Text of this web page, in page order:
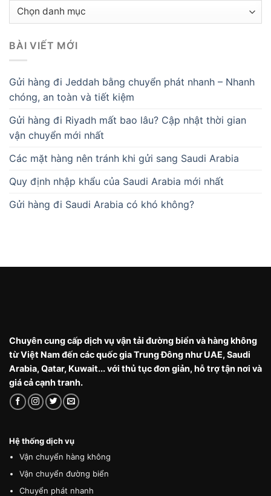
Danh
BÀI VIẾT MỚI
Gửi hàng đi Jeddah bằng chuyển phát nhanh – Nhanh
chóng, an toàn và tiết kiệm
Gửi hàng đi Riyadh mất bao lâu? Cập nhật thời gian
vận chuyển mới nhất
Các mặt hàng nên tránh khi gửi sang Saudi Arabia
Quy định nhập khẩu của Saudi Arabia mới nhất
Gửi hàng đi Saudi Arabia có khó không?
Chuyên cung cấp dịch vụ vận tải đường biển và hàng không
từ Việt Nam đến các quốc gia Trung Đông như UAE, Saudi
Arabia, Qatar, Kuwait... với thủ tục đơn giản, hỗ trợ tận nơi và
giá cả cạnh tranh.
Hệ thống dịch vụ
Vận chuyển hàng không
Vận chuyển đường biển
Chuyển phát nhanh